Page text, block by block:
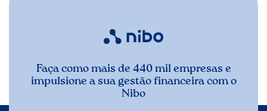
Faça como mais de 440 mil empresas e
impulsione a sua gestão financeira com o
Nibo